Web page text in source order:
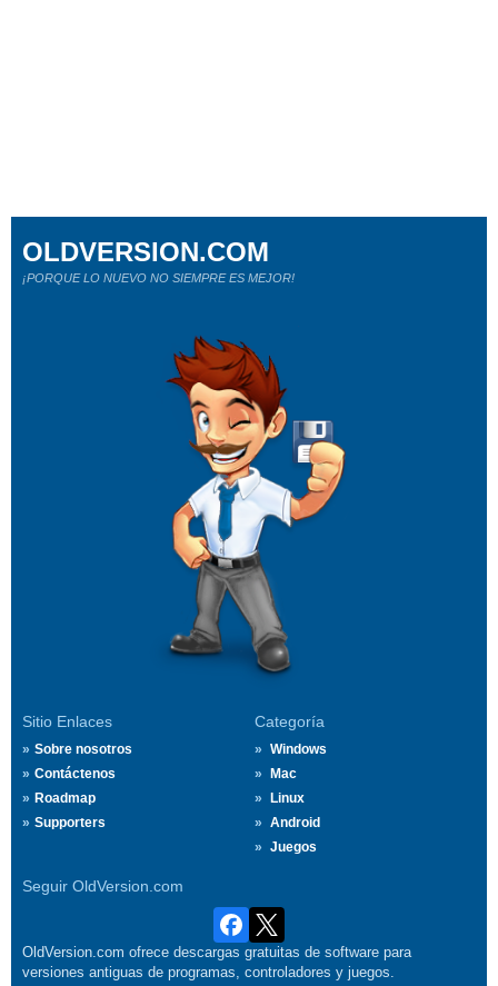
Sitio Enlaces
Sobre nosotros
Contáctenos
Roadmap
Supporters
Categoría
Windows
Mac
Linux
Android
Juegos
Seguir OldVersion.com
OLDVERSION.COM
¡PORQUE LO NUEVO NO SIEMPRE ES MEJOR!
OldVersion.com ofrece descargas gratuitas de software para
versiones antiguas de programas, controladores y juegos.